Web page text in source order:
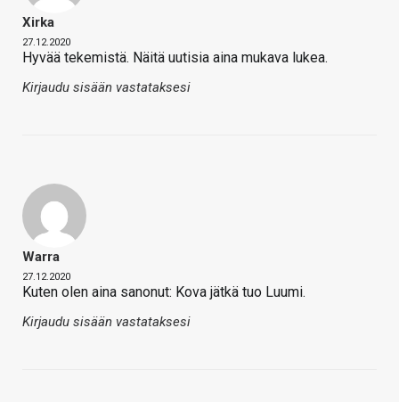
Xirka
27.12.2020
Hyvää tekemistä. Näitä uutisia aina mukava lukea.
Kirjaudu sisään vastataksesi
Warra
27.12.2020
Kuten olen aina sanonut: Kova jätkä tuo Luumi.
Kirjaudu sisään vastataksesi